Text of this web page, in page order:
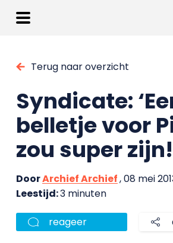
Terug naar overzicht
Syndicate:
belletje voor
zou super
DoorArchief Archief, 08 mei
Leestijd:3 minuten
reageer